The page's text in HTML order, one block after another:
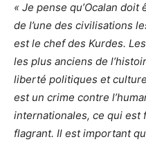
« Je pense qu’Ocalan
de l’une des civilisations
est le chef des Kurdes.
les plus anciens de
liberté politiques et
est un crime contre
internationales, ce qui est
flagrant. Il est important